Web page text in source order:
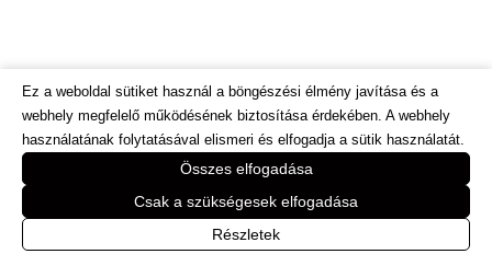
© Dietinfo.hu 2026. Minden jog fenntartva.
Webáruház és honlap fejlesztés:
https://bodorweb.eu
Online marketing megoldasok: www.e-
vendor.hu
Ez a weboldal sütiket használ a böngészési élmény javítása és a
webhely megfelelő működésének biztosítása érdekében. A webhely
használatának folytatásával elismeri és elfogadja a sütik használatát.
Összes elfogadása
Csak a szükségesek elfogadása
Részletek